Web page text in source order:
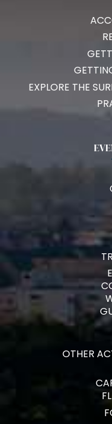
EXPLORE THE
OTHER